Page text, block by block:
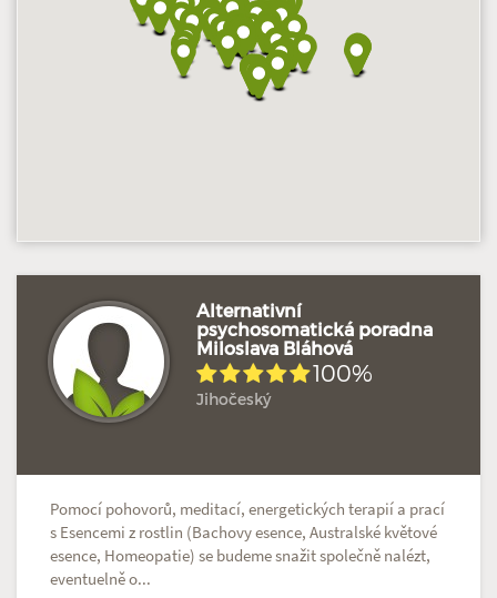
Alternativní
psychosomatická poradna
Miloslava Bláhová
100%
Jihočeský
Pomocí pohovorů, meditací, energetických terapií a prací
s Esencemi z rostlin (Bachovy esence, Australské květové
esence, Homeopatie) se budeme snažit společně nalézt,
eventuelně o...
Hodnoceno: 2× Profil terapeuta